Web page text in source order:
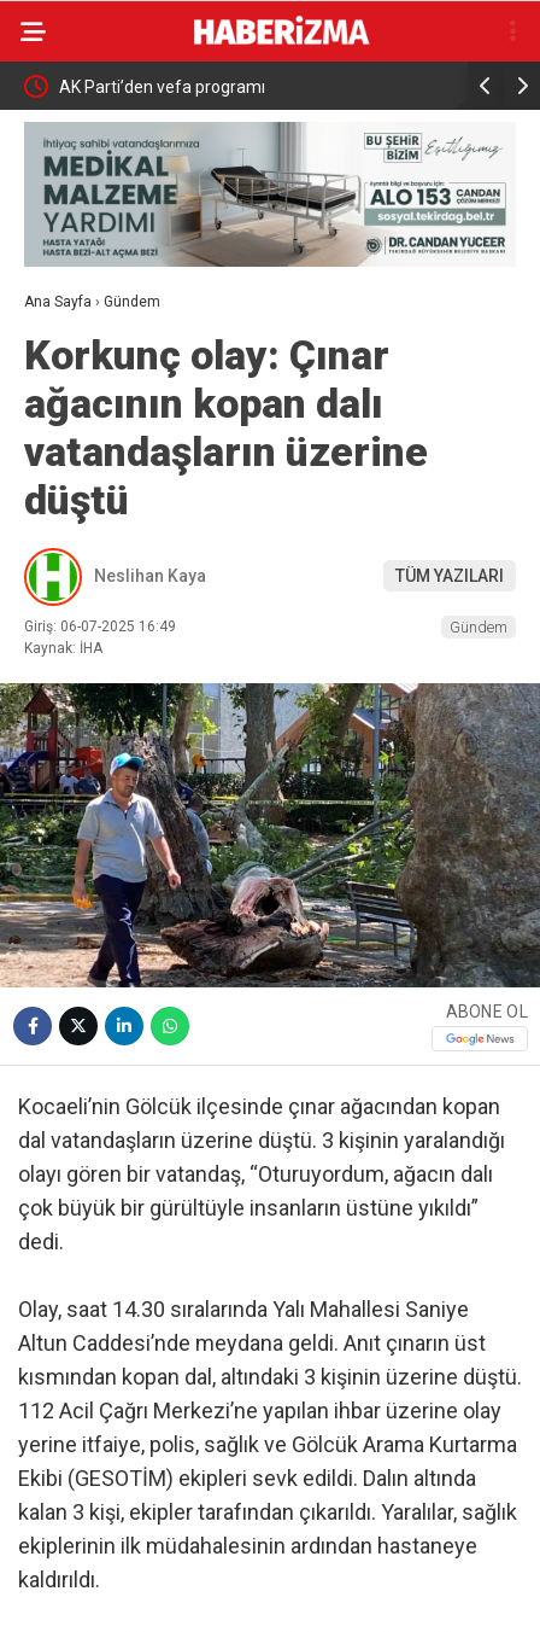
AK Parti’den vefa programı Nilüfer
inceleme
Ana Sayfa › Gündem
Korkunç olay: Çınar
ağacının kopan dalı
vatandaşların üzerine
düştü
Neslihan Kaya TÜM YAZILARI
Giriş: 06-07-2025 16:49
Kaynak: İHA
Gündem
ABONE OL
Kocaeli’nin Gölcük ilçesinde çınar ağacından kopan
dal vatandaşların üzerine düştü. 3 kişinin yaralandığı
olayı gören bir vatandaş, “Oturuyordum, ağacın dalı
çok büyük bir gürültüyle insanların üstüne yıkıldı”
dedi.
Olay, saat 14.30 sıralarında Yalı Mahallesi Saniye
Altun Caddesi’nde meydana geldi. Anıt çınarın üst
kısmından kopan dal, altındaki 3 kişinin üzerine düştü.
112 Acil Çağrı Merkezi’ne yapılan ihbar üzerine olay
yerine itfaiye, polis, sağlık ve Gölcük Arama Kurtarma
Ekibi (GESOTİM) ekipleri sevk edildi. Dalın altında
kalan 3 kişi, ekipler tarafından çıkarıldı. Yaralılar, sağlık
ekiplerinin ilk müdahalesinin ardından hastaneye
kaldırıldı.